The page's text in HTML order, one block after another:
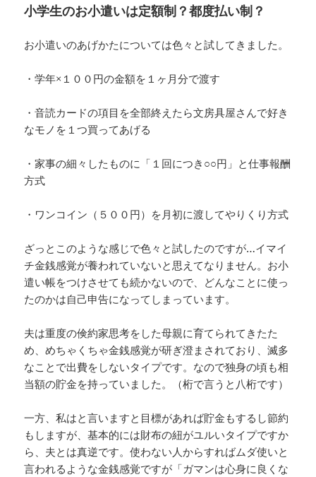
小学生のお小遣いは定額制？都度払い制？
お小遣いのあげかたについては色々と試してきました。
・学年×１００円の金額を１ヶ月分で渡す
・音読カードの項目を全部終えたら文房具屋さんで好き
なモノを１つ買ってあげる
・家事の細々したものに「１回につき○○円」と仕事報酬
方式
・ワンコイン（５００円）を月初に渡してやりくり方式
ざっとこのような感じで色々と試したのですが…イマイ
チ金銭感覚が養われていないと思えてなりません。お小
遣い帳をつけさせても続かないので、どんなことに使っ
たのかは自己申告になってしまっています。
夫は重度の倹約家思考をした母親に育てられてきたた
め、めちゃくちゃ金銭感覚が研ぎ澄まされており、滅多
なことで出費をしないタイプです。なので独身の頃も相
当額の貯金を持っていました。（桁で言うと八桁です）
一方、私はと言いますと目標があれば貯金もするし節約
もしますが、基本的には財布の紐がユルいタイプですか
ら、夫とは真逆です。使わない人からすればムダ使いと
言われるような金銭感覚ですが「ガマンは心身に良くな